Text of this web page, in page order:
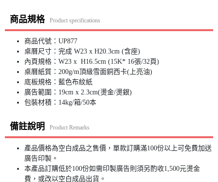
商品規格 Product specifications
商品代號：UP877
桌曆尺寸：完成 W23 x H20.3cm (含座)
內頁規格：W23 x H16.5cm (15K* 16張/32頁)
桌曆紙質：200g/m頂級雪面銅西卡(上亮油)
底板規格：藍色布紋紙
廣告範圍：19cm x 2.3cm(燙金/燙銀)
包裝材積：14kg/箱/50本
備註說明 Product Remarks
產品價格為空白成品之售價，單款訂購滿100份以上可免費加送
廣告印製。
本產品訂購低於100份如需印製廣告則須另酌收1,500元燙金
費，或改以空白成品出貨。